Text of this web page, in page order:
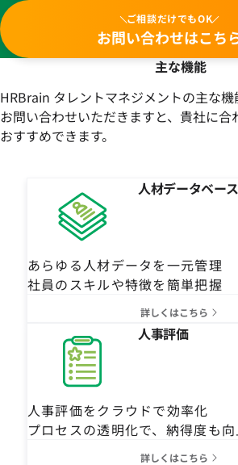
ご相談だけでもOK
お問い合わせはこち
主な機能
HRBrain タレントマネジメントの主な機
お問い合わせいただきますと、貴社に合
おすすめできます。
人材データベース
あらゆる人材データを一元管理
社員のスキルや特徴を簡単把握
詳しくはこちら
人事評価
人事評価をクラウドで効率化
プロセスの透明化で、納得度も向
詳しくはこちら